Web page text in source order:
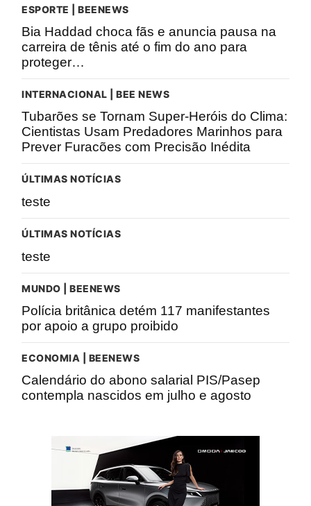
ESPORTE | BEENEWS
Bia Haddad choca fãs e anuncia pausa na
carreira de tênis até o fim do ano para
proteger…
INTERNACIONAL | BEE NEWS
Tubarões se Tornam Super-Heróis do Clima:
Cientistas Usam Predadores Marinhos para
Prever Furacões com Precisão Inédita
ÚLTIMAS NOTÍCIAS
teste
ÚLTIMAS NOTÍCIAS
teste
MUNDO | BEENEWS
Polícia britânica detém 117 manifestantes
por apoio a grupo proibido
ECONOMIA | BEENEWS
Calendário do abono salarial PIS/Pasep
contempla nascidos em julho e agosto